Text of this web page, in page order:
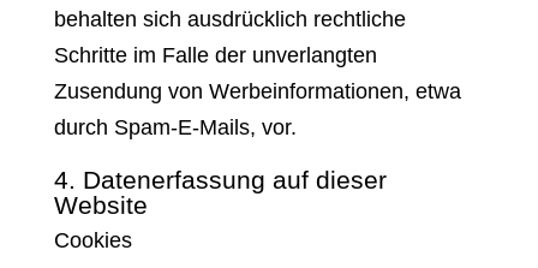
behalten sich ausdrücklich rechtliche
Schritte im Falle der unverlangten
Zusendung von Werbeinformationen, etwa
durch Spam-E-Mails, vor.
4. Datenerfassung auf dieser
Website
Cookies